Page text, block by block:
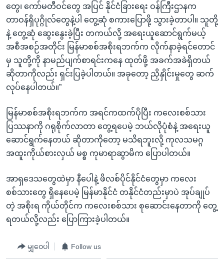
တွေ၊ ကော်မတီဝင်တွေ အပြင် နိုင်ငံခြားရေး ဝန်ကြီးဌာနက
တာဝန်ရှိပုဂ္ဂိုလ်တွေနဲ့ပါ တွေ့ဆုံ စကားပြောဖို့ သွားခဲ့တာပါ။ သူတို့
နဲ့ တွေ့ဆုံ ဆွေးနွေးခဲ့ပြီး တကယ်လို့ အရေးယူဆောင်ရွက်မယ့်
အစီအစဉ်အတိုင်း မြန်မာစစ်အစိုးရဘက်က လိုက်နာခဲ့ရင်တောင်
မှ သူတို့ကို နာမည်ပျက်စာရင်းကနေ ထုတ်ဖို့ အခက်အခဲရှိတယ်
ဆိုတာကိုလည်း ရှင်းပြခဲ့ပါတယ်။ အခုတော့ ညှိနှိုင်းမှုတွေ ဆက်
လုပ်နေပါတယ်။”
မြန်မာစစ်အစိုးရဘက်က အရင်ကထက်ပိုပြီး ကလေးစစ်သား
ပြဿနာကို ဂရုစိုက်လာတာ တွေ့ရပေမဲ့ ဘယ်လိုပုံစံနဲ့ အရေးယူ
ဆောင်ရွက်နေတယ် ဆိုတာကိုတော့ မသိရဘူးလို့ ကုလသမဂ္ဂ
အထူးကိုယ်စားလှယ် မစ္စ ကုမာရာဆွာမိက ပြောပါတယ်။
အာရှဒေသတွေထဲမှာ နီပေါနဲ့ ဖိလစ်ပိုင်နိုင်ငံတွေမှာ ကလေး
စစ်သားတွေ ရှိနေပေမဲ့ မြန်မာနိုင်ငံ တနိုင်ငံတည်းမှာပဲ အုပ်ချုပ်
တဲ့ အစိုးရ ကိုယ်တိုင်က ကလေးစစ်သား စုဆောင်းနေတာကို တွေ့
ရတယ်လို့လည်း ပြောကြားခဲ့ပါတယ်။
မျှဝေပါ Follow us